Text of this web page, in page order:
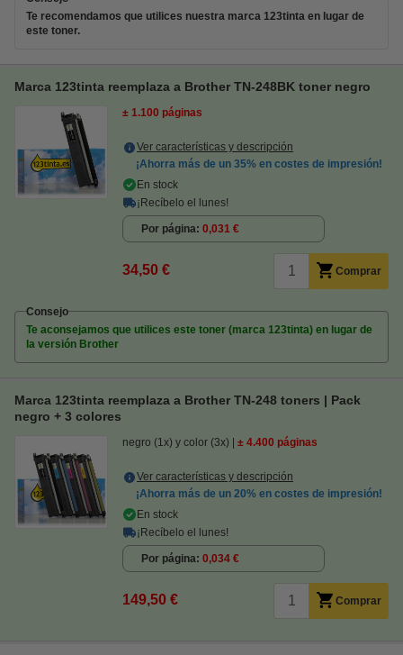
Te recomendamos que utilices nuestra marca 123tinta en lugar de
este toner.
Marca 123tinta reemplaza a Brother TN-248BK toner negro
± 1.100 páginas
Ver características y descripción
¡Ahorra más de un 35% en costes de impresión!
En stock
¡Recíbelo el lunes!
Por página 0,031 €
34,50 € Comprar
Consejo
Te aconsejamos que utilices este toner (marca 123tinta) en lugar de
la versión Brother
Marca 123tinta reemplaza a Brother TN-248 toners | Pack
negro + 3 colores
negro (1x) y color (3x) ± 4.400 páginas
Ver características y descripción
¡Ahorra más de un 20% en costes de impresión!
En stock
¡Recíbelo el lunes!
Por página 0,034 €
149,50 € Comprar